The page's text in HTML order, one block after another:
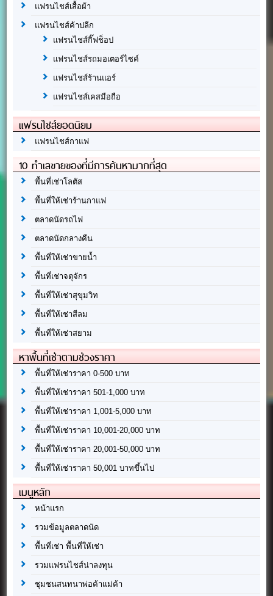
แฟรนไชส์เสื้อผ้า
แฟรนไชส์ค้าปลีก
แฟรนไชส์กิ๊ฟช็อป
แฟรนไชส์รถมอเตอร์ไซค์
แฟรนไชส์ร้านแอร์
แฟรนไชส์เคสมือถือ
แฟรนไชส์ยอดนิยม
แฟรนไชส์กาแฟ
10 ทำเลขายของที่มีการค้นหามากที่สุด
พื้นที่เช่าโลตัส
พื้นที่ให้เช่าร้านกาแฟ
ตลาดนัดรถไฟ
ตลาดนัดกลางคืน
พื้นที่ให้เช่าขายน้ำ
พื้นที่เช่าจตุจักร
พื้นที่ให้เช่าสุขุมวิท
พื้นที่ให้เช่าสีลม
พื้นที่ให้เช่าสยาม
หาพื้นที่เช่าตามช่วงราคา
พื้นที่ให้เช่าราคา 0-500 บาท
พื้นที่ให้เช่าราคา 501-1,000 บาท
พื้นที่ให้เช่าราคา 1,001-5,000 บาท
พื้นที่ให้เช่าราคา 10,001-20,000 บาท
พื้นที่ให้เช่าราคา 20,001-50,000 บาท
พื้นที่ให้เช่าราคา 50,001 บาทขึ้นไป
เมนูหลัก
หน้าแรก
รวมข้อมูลตลาดนัด
พื้นที่เช่า พื้นที่ให้เช่า
รวมแฟรนไชส์น่าลงทุน
ชุมชนสนทนาพ่อค้าแม่ค้า